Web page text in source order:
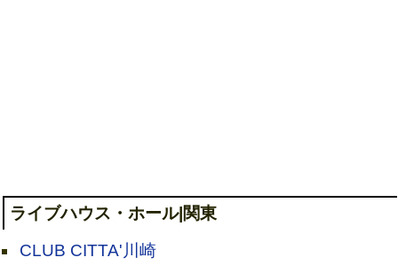
ライブハウス・ホール|関東
CLUB CITTA'川崎